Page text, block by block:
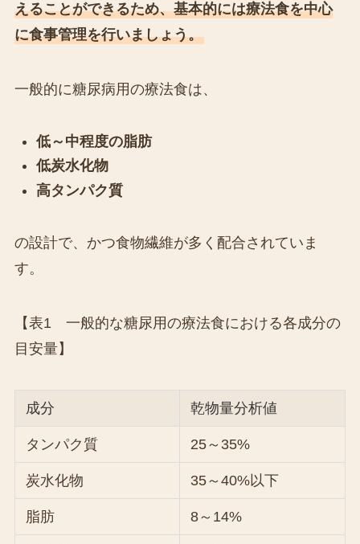
えることができるため、基本的には療法食を中心
に食事管理を行いましょう。
一般的に糖尿病用の療法食は、
低～中程度の脂肪
低炭水化物
高タンパク質
の設計で、かつ食物繊維が多く配合されていま
す。
【表1 一般的な糖尿用の療法食における各成分の
目安量】
成分 乾物量分析値
タンパク質 25～35%
炭水化物 35～40%以下
脂肪 8～14%